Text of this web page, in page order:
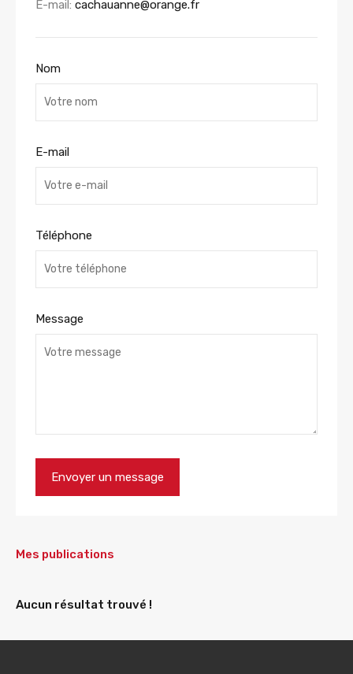
E-mail: cachauanne@orange.fr
Nom
E-mail
Téléphone
Message
Mes publications
Aucun résultat trouvé !